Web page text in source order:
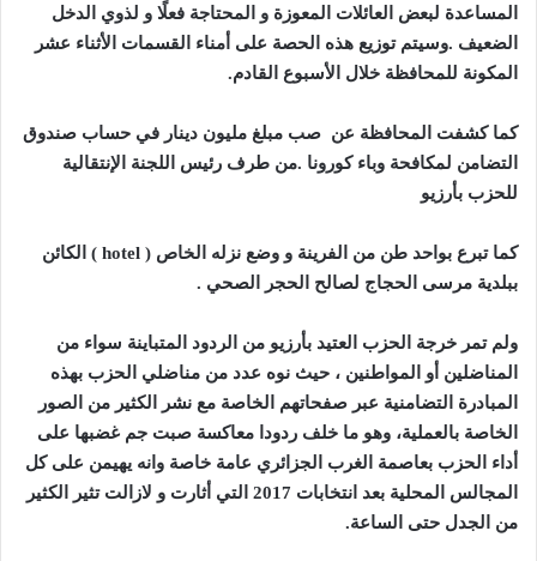
المساعدة لبعض العائلات المعوزة و المحتاجة فعلًا و لذوي الدخل
الضعيف .وسيتم توزيع هذه الحصة على أمناء القسمات الأثناء عشر
المكونة للمحافظة خلال الأسبوع القادم.
كما كشفت المحافظة عن صب مبلغ مليون دينار في حساب صندوق
التضامن لمكافحة وباء كورونا .من طرف رئيس اللجنة الإنتقالية
للحزب بأرزيو
كما تبرع بواحد طن من الفرينة و وضع نزله الخاص ( hotel ) الكائن
ببلدية مرسى الحجاج لصالح الحجر الصحي .
ولم تمر خرجة الحزب العتيد بأرزيو من الردود المتباينة سواء من
المناضلين أو المواطنين ، حيث نوه عدد من مناضلي الحزب بهذه
المبادرة التضامنية عبر صفحاتهم الخاصة مع نشر الكثير من الصور
الخاصة بالعملية، وهو ما خلف ردودا معاكسة صبت جم غضبها على
أداء الحزب بعاصمة الغرب الجزائري عامة خاصة وانه يهيمن على كل
المجالس المحلية بعد انتخابات 2017 التي أثارت و لازالت تثير الكثير
من الجدل حتى الساعة.